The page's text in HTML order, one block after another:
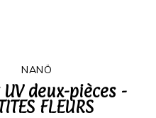
NANÖ
deux-pièces -
FLEURS